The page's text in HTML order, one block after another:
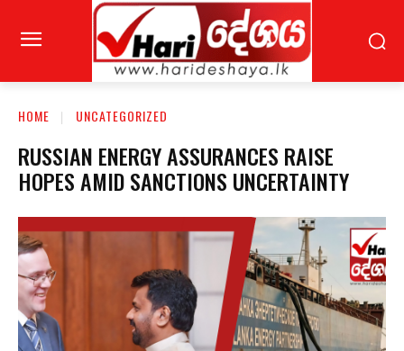
HOME UNCATEGORIZED
RUSSIAN ENERGY ASSURANCES RAISE
HOPES AMID SANCTIONS UNCERTAINTY